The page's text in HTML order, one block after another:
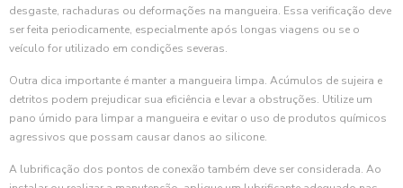
desgaste, rachaduras ou deformações na mangueira. Essa verificação deve
ser feita periodicamente, especialmente após longas viagens ou se o
veículo for utilizado em condições severas.
Outra dica importante é manter a mangueira limpa. Acúmulos de sujeira e
detritos podem prejudicar sua eficiência e levar a obstruções. Utilize um
pano úmido para limpar a mangueira e evitar o uso de produtos químicos
agressivos que possam causar danos ao silicone.
A lubrificação dos pontos de conexão também deve ser considerada. Ao